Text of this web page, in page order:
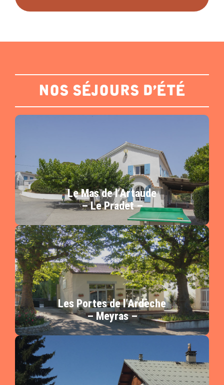
nos séjours d'été
Le Mas de l’Artaude
– Le Pradet –
Situé sur la Côte d’Azur, au Pradet, entre Toulon et
les Îles d’Or, le Mas de l’Artaude est un site
exceptionnel face à la mer.
En savoir plus
Les Portes de l’Ardèche
– Meyras –
Le centre « Les portes de l’Ardèche » est idéalement
situé, au sud du département, au bord de la rivière
Ardèche.
En savoir plus
sur les Aiguilles d’Arves et le glacier de l’Étendard.
En savoir plus